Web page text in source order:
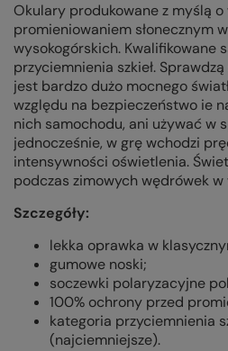
Okulary produkowane z myślą
promieniowaniem słonecznym
wysokogórskich. Kwalifikowane
przyciemnienia szkieł.
jest bardzo dużo mocnego
względu na bezpieczeństwo ie
nich samochodu, ani używać w
jednocześnie, w grę wchodzi
intensywności oświetlenia.
podczas zimowych wędrówek
Szczegóły:
lekka oprawka w
gumowe noski;
soczewki polaryzacyjne
100% ochrony przed
kategoria przyciemnienia
(najciemniejsze).